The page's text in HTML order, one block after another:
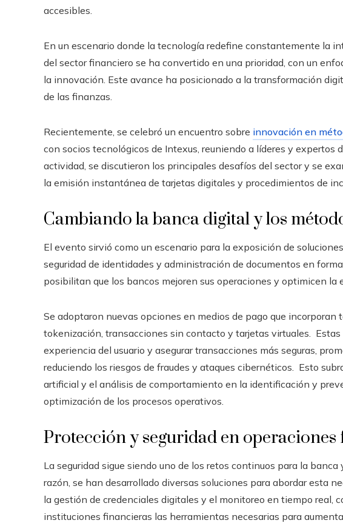
accesibles.
En un escenario donde la tecnología redefine constantemente la
del sector financiero se ha convertido en una prioridad, con un
la innovación. Este avance ha posicionado a la transformación
de las finanzas.
Recientemente, se celebró un encuentro sobre innovación en
con socios tecnológicos de Intexus, reuniendo a líderes y expertos
actividad, se discutieron los principales desafíos del sector y se
la emisión instantánea de tarjetas digitales y procedimientos de
Cambiando la banca digital y los
El evento sirvió como un escenario para la exposición de
seguridad de identidades y administración de documentos en
posibilitan que los bancos mejoren sus operaciones y optimicen la
Se adoptaron nuevas opciones en medios de pago que incorporan
tokenización, transacciones sin contacto y tarjetas virtuales. Estas
experiencia del usuario y asegurar transacciones más seguras,
reduciendo los riesgos de fraudes y ataques cibernéticos. Esto
artificial y el análisis de comportamiento en la identificación y
optimización de los procesos operativos.
Protección y seguridad en
La seguridad sigue siendo uno de los retos continuos para la
razón, se han desarrollado diversas soluciones para abordar esta
la gestión de credenciales digitales y el monitoreo en tiempo real,
instituciones financieras las herramientas necesarias para